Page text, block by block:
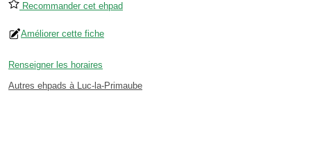
Recommander cet ehpad
Améliorer cette fiche
Renseigner les horaires
Autres ehpads à Luc-la-Primaube